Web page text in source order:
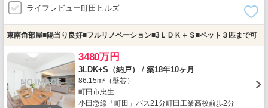
ライフレビュー町田ヒルズ
東南角部屋■陽当り良好■フルリノベーション■3ＬＤＫ＋Ｓ■ペット３匹まで可
3480万円
3LDK+S（納戸） / 築18年10ヶ月
86.15m²（壁芯）
町田市忠生
小田急線「町田」バス21分町田工業高校前歩2分